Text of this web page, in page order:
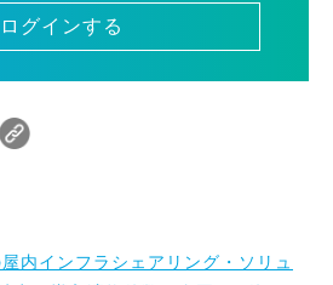
ログインする
内インフラシェアリング・ソリュ